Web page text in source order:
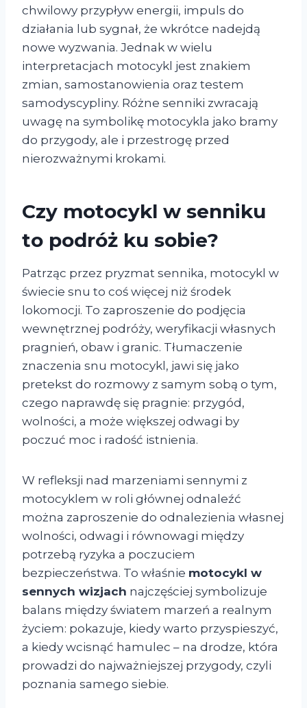
chwilowy przypływ energii, impuls do
działania lub sygnał, że wkrótce nadejdą
nowe wyzwania. Jednak w wielu
interpretacjach motocykl jest znakiem
zmian, samostanowienia oraz testem
samodyscypliny. Różne senniki zwracają
uwagę na symbolikę motocykla jako bramy
do przygody, ale i przestrogę przed
nierozważnymi krokami.
Czy motocykl w senniku
to podróż ku sobie?
Patrząc przez pryzmat sennika, motocykl w
świecie snu to coś więcej niż środek
lokomocji. To zaproszenie do podjęcia
wewnętrznej podróży, weryfikacji własnych
pragnień, obaw i granic. Tłumaczenie
znaczenia snu motocykl, jawi się jako
pretekst do rozmowy z samym sobą o tym,
czego naprawdę się pragnie: przygód,
wolności, a może większej odwagi by
poczuć moc i radość istnienia.
W refleksji nad marzeniami sennymi z
motocyklem w roli głównej odnaleźć
można zaproszenie do odnalezienia własnej
wolności, odwagi i równowagi między
potrzebą ryzyka a poczuciem
bezpieczeństwa. To właśnie motocykl w
sennych wizjach najczęściej symbolizuje
balans między światem marzeń a realnym
życiem: pokazuje, kiedy warto przyspieszyć,
a kiedy wcisnąć hamulec – na drodze, która
prowadzi do najważniejszej przygody, czyli
poznania samego siebie.